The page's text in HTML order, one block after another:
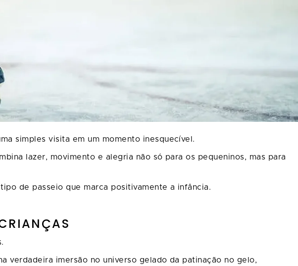
simples visita em um momento inesquecível.
lazer, movimento e alegria não só para os pequeninos, mas para
de passeio que marca positivamente a infância.
verdadeira imersão no universo gelado da patinação no gelo,